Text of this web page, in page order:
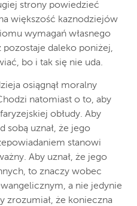
strony powiedzieć
większość kaznodziejów
wymagań własnego
daleko poniżej,
bo i tak się nie uda.
osiągnął moralny
natomiast o to, aby
obłudy. Aby
sobą uznał, że jego
stanowi
Aby uznał, że jego
to znaczy wobec
a nie jedynie
zrozumiał, że konieczna